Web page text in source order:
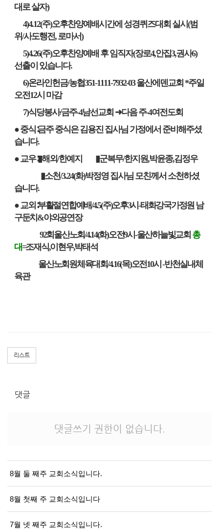
대로 살자)
4)4.12(주)오후찬양예배시간에 성경퀴즈대회 실시 (범
위/사도행전,로마서)
5)4.26(주)오후찬양예배 후 임직자(장로4,안집3,권사6)
선출이 있습니다.
6)온라인헌금/농협351-1111-7932-03울산에덴교회 *주일
오전12시 마감
7)식당봉사/금주-4남선교회 ➜다음 주-4여전도회
● 중식∶금주 중식은 김용진 집사님 가정에서 준비해주셨
습니다.
● 교우∶▮해외/한예지 ▮군복무/한지원,박윤종,김정우
▮소천/3.24(화)박정영 집사님 모친께서 소천하셨
습니다.
● 교외 ∶부활절연합예배/4.5(주)오후3시-태화강국가정원 남
구둔치 &야외공연장
92회울산노회/4.14(화)오전9시 -울산하늘빛교회 총
대=조재식,이현우,박태석
울산노회원체육대회/4.16(목)오전10시-반천실내체
육관
리스트
댓글
댓글쓰기 권한이 없습니다.
8월 둘 째주 교회소식입니다.
8월 첫째 주 교회소식입니다
7월 넷 째주 교회소식입니다.